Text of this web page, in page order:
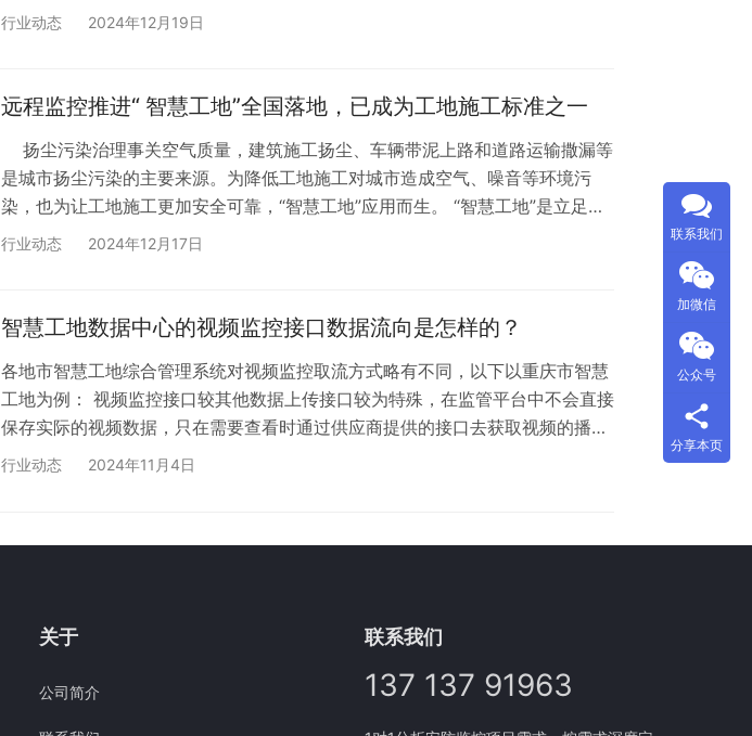
材料的安全性。 随着社会的不断进步，安全生产概念深入人心，人们对安全生产
由于建筑工地属于环境复杂，人员复杂的区域，加之环境限制的安全管理不完善
行业动态 2024年12月19日
远程监控推进“ 智慧工地”全国落地，已成为工地施工标准之一
扬尘污染治理事关空气质量，建筑施工扬尘、车辆带泥上路和道路运输撒漏等
是城市扬尘污染的主要来源。为降低工地施工对城市造成空气、噪音等环境污
染，也为让工地施工更加安全可靠，“智慧工地”应用而生。 “智慧工地”是立足于
互联网＋，采用云计算、大数据和物联网等技术手段，针对当前建筑行业的特
信息化行业解决方案。 它主要根据建筑过程中…
行业动态 2024年12月17日
智慧工地数据中心的视频监控接口数据流向是怎样的？
各地市智慧工地综合管理系统对视频监控取流方式略有不同，以下以重庆市智慧
工地为例： 视频监控接口较其他数据上传接口较为特殊，在监管平台中不会直接
保存实际的视频数据，只在需要查看时通过供应商提供的接口去获取视频的播放
地址，在接入时供应商需要像监管平台提交视频设备的基本信息（如下图1所
放视频流程示意 视频监控播放接口实际是智慧工地信息管理平台向视频播放提供
行业动态 2024年11月4日
关于
公司简介
联系我们
137 137 91963
联系我们
加微信
公众号
分享本页